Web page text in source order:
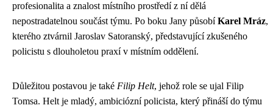
profesionalita a znalost místního prostředí z ní dělá
nepostradatelnou součást týmu. Po boku Jany působíKarel Mráz,
kterého ztvárnil Jaroslav Satoranský, představující zkušeného
policistu s dlouholetou praxí v místním oddělení.
Důležitou postavou je také Filip Helt, jehož role se ujal Filip
Tomsa. Helt je mladý, ambiciózní policista, který přináší do týmu